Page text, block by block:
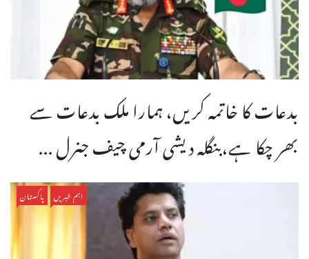
بدعات کا خاتمہ کریں، ہمارا ملک بدعات سے
بھر چکا ہے،بنگله دیشی آرمی چیف جنرل ...
اہم خبریں پاکستان